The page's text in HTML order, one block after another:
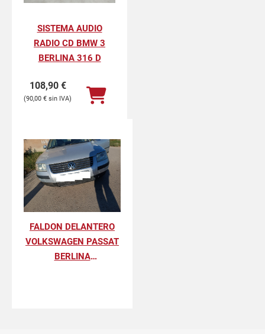
SISTEMA AUDIO
RADIO CD BMW 3
BERLINA 316 D
108,90 €
90,00 €
FALDON DELANTERO
VOLKSWAGEN PASSAT
BERLINA